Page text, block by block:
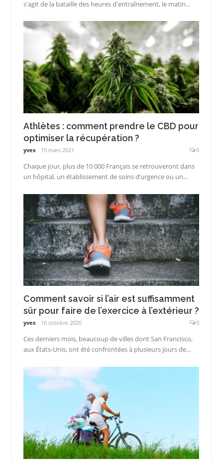
s'agit de la bataille des heures d'entraînement, le matin...
Athlètes : comment prendre le CBD pour
optimiser la récupération ?
yves 15 mars 2021 0
Chaque jour, plus de 10 000 Français se retrouveront dans
un hôpital, un établissement de soins d’urgence ou un...
Comment savoir si l’air est suffisamment
sûr pour faire de l’exercice à l’extérieur ?
yves 16 octobre 2020 0
Ces derniers mois, beaucoup de villes dont San Francisco,
aux États-Unis, ont été confrontées à plusieurs jours de...